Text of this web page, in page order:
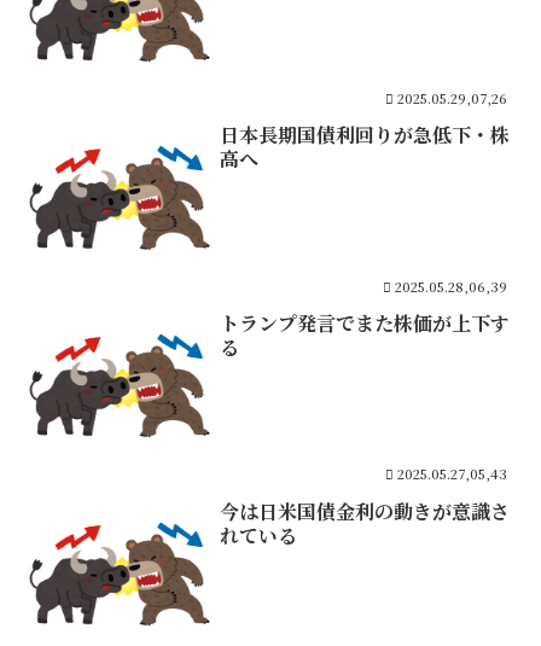
2025.05.29,07,26
日本長期国債利回りが急低下・株
高へ
2025.05.28,06,39
トランプ発言でまた株価が上下す
る
2025.05.27,05,43
今は日米国債金利の動きが意識さ
れている